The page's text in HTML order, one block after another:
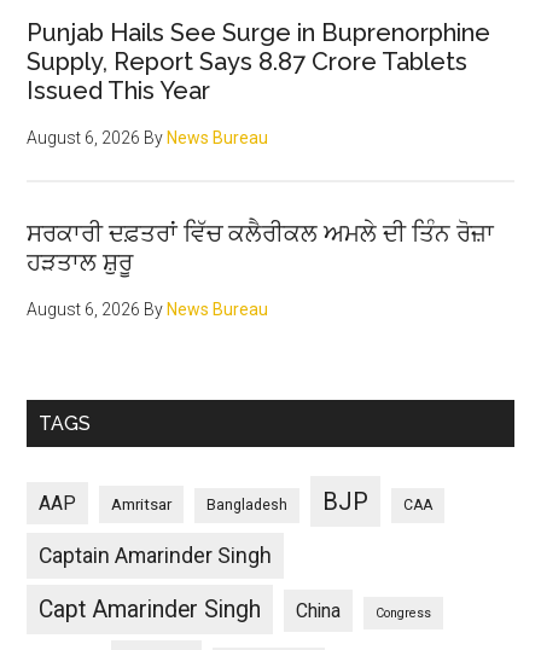
Punjab Hails See Surge in Buprenorphine
Supply, Report Says 8.87 Crore Tablets
Issued This Year
August 6, 2026 By News Bureau
ਸਰਕਾਰੀ ਦਫ਼ਤਰਾਂ ਵਿੱਚ ਕਲੈਰੀਕਲ ਅਮਲੇ ਦੀ ਤਿੰਨ ਰੋਜ਼ਾ
ਹੜਤਾਲ ਸ਼ੁਰੂ
August 6, 2026 By News Bureau
TAGS
AAP Amritsar Bangladesh BJP CAA
Captain Amarinder Singh
Capt Amarinder Singh China Congress